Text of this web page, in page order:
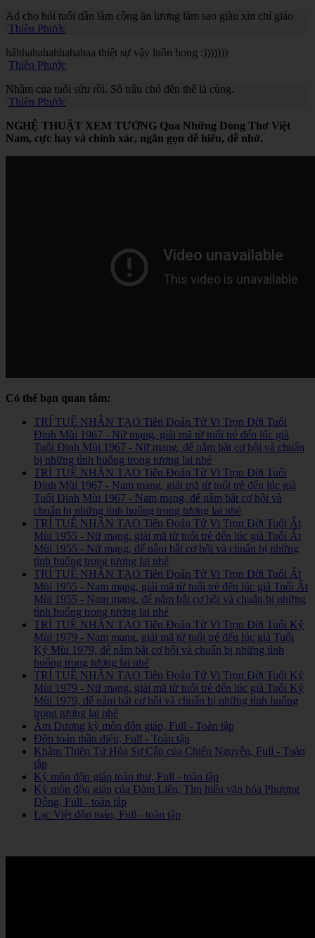
Ad cho hỏi tuổi dần làm công ăn lương làm sao giàu xin chỉ giáo
Thiên Phước
hâhhahahahhahahaa thiệt sự vậy luôn hong :)))))))
Thiên Phước
Nhầm của tuổi sửu rồi. Số trâu chó đến thế là cùng.
Thiên Phước
NGHỆ THUẬT XEM TƯỚNG Qua Những Dòng Thơ Việt
Nam, cực hay và chính xác, ngắn gọn dễ hiểu, dễ nhớ.
Có thể bạn quan tâm:
TRÍ TUỆ NHÂN TẠO Tiên Đoán Tử Vi Trọn Đời Tuổi
Đinh Mùi 1967 - Nữ mạng, giải mã từ tuổi trẻ đến lúc già
Tuổi Đinh Mùi 1967 - Nữ mạng, để nắm bắt cơ hội và chuẩn
bị những tình huống trong tương lai nhé
TRÍ TUỆ NHÂN TẠO Tiên Đoán Tử Vi Trọn Đời Tuổi
Đinh Mùi 1967 - Nam mạng, giải mã từ tuổi trẻ đến lúc già
Tuổi Đinh Mùi 1967 - Nam mạng, để nắm bắt cơ hội và
chuẩn bị những tình huống trong tương lai nhé
TRÍ TUỆ NHÂN TẠO Tiên Đoán Tử Vi Trọn Đời Tuổi Ất
Mùi 1955 - Nữ mạng, giải mã từ tuổi trẻ đến lúc già Tuổi Ất
Mùi 1955 - Nữ mạng, để nắm bắt cơ hội và chuẩn bị những
tình huống trong tương lai nhé
TRÍ TUỆ NHÂN TẠO Tiên Đoán Tử Vi Trọn Đời Tuổi Ất
Mùi 1955 - Nam mạng, giải mã từ tuổi trẻ đến lúc già Tuổi Ất
Mùi 1955 - Nam mạng, để nắm bắt cơ hội và chuẩn bị những
tình huống trong tương lai nhé
TRÍ TUỆ NHÂN TẠO Tiên Đoán Tử Vi Trọn Đời Tuổi Kỷ
Mùi 1979 - Nam mạng, giải mã từ tuổi trẻ đến lúc già Tuổi
Kỷ Mùi 1979, để nắm bắt cơ hội và chuẩn bị những tình
huống trong tương lai nhé
TRÍ TUỆ NHÂN TẠO Tiên Đoán Tử Vi Trọn Đời Tuổi Kỷ
Mùi 1979 - Nữ mạng, giải mã từ tuổi trẻ đến lúc già Tuổi Kỷ
Mùi 1979, để nắm bắt cơ hội và chuẩn bị những tình huống
trong tương lai nhé
Âm Dương kỳ môn độn giáp, Full - Toàn tập
Độn toán thần diệu, Full - Toàn tập
Khâm Thiên Tứ Hóa Sơ Cấp của Chiến Nguyễn, Full - Toàn
tập
Kỳ môn độn giáp toàn thư, Full - toàn tập
Kỳ môn độn giáp của Đàm Liên, Tìm hiểu văn hóa Phương
Đông, Full - toàn tập
Lạc Việt độn toán, Full - toàn tập